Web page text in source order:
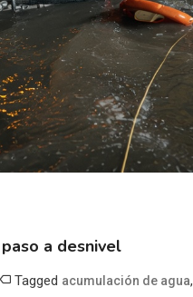
a desnivel
Tagged acumulación de agua,